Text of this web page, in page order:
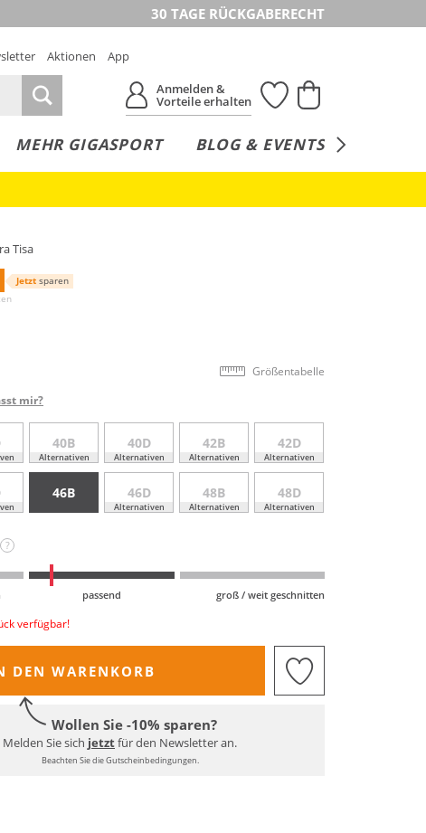
30 TAGE RÜCKGABERECHT
Aktionen
App
Anmelden &
Vorteile erhalten
MEHR GIGASPORT BLOG & EVENTS
Tisa
Jetzt sparen
Größentabelle
mir?
40B
Alternativen
40D
Alternativen
42B
Alternativen
42D
Alternativen
46B 46D
Alternativen
48B
Alternativen
48D
Alternativen
?
passend groß / weit geschnitten
verfügbar!
DEN WARENKORB
Wollen Sie -10% sparen?
Melden Sie sich jetztfür den Newsletter an.
Beachten Sie die Gutscheinbedingungen.